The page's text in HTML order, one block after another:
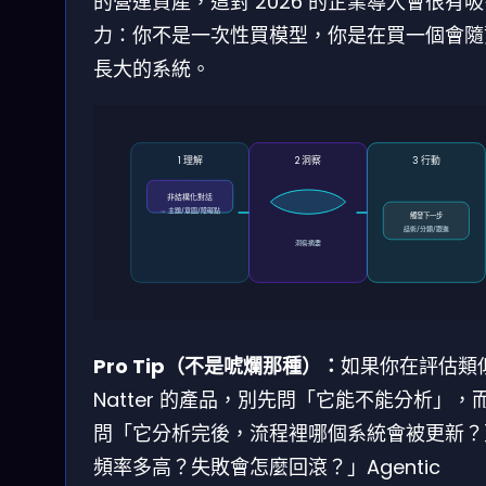
力：你不是一次性買模型，你是在買一個會
長大的系統。
1 理解
非結構化對話
→ 主題/意圖/障礙點
2 洞察
洞察摘要
3 行動
觸發下一步
話術/分類/跟進
Pro Tip（不是唬爛那種）： 如果你在評估類
Natter 的產品，別先問「它能不能分析」，
問「它分析完後，流程裡哪個系統會被更新
頻率多高？失敗會怎麼回滾？」Agentic